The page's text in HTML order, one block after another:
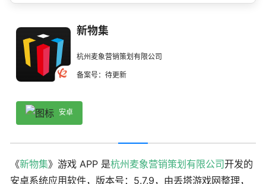
新物集
杭州麦象营销策划有限公司
备案号：待更新
安卓
《新物集》游戏 APP 是杭州麦象营销策划有限公司开发的
安卓系统应用软件，版本号：5.7.9，由丢塔游戏网整理，